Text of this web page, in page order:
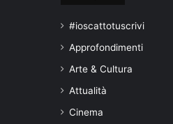
#ioscattotuscrivi
Approfondimenti
Arte & Cultura
Attualità
Cinema